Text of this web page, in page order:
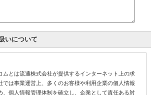
いについて
ムとは流通株式会社が提供するインターネット上の求
では事業運営上、多くのお客様や利用企業の個人情報
、個人情報管理体制を確立し、企業として責任ある対